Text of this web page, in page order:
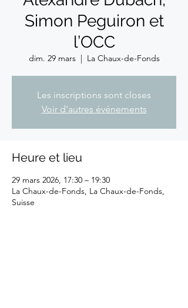
Simon Peguiron et
l’OCC
dim. 29 mars
  |
La Chaux-de-Fonds
Les inscriptions sont closes
Voir d'autres événements
Heure et lieu
29 mars 2026, 17:30 – 19:30
La Chaux-de-Fonds, La Chaux-de-Fonds,
Suisse